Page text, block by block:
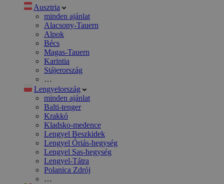
Ausztria
minden ajánlat
Alacsony-Tauern
Alpok
Bécs
Magas-Tauern
Karintia
Stájerország
…
Lengyelország
minden ajánlat
Balti-tenger
Krakkó
Kladsko-medence
Lengyel Beszkidek
Lengyel Óriás-hegység
Lengyel Sas-hegység
Lengyel-Tátra
Polanica Zdrój
…